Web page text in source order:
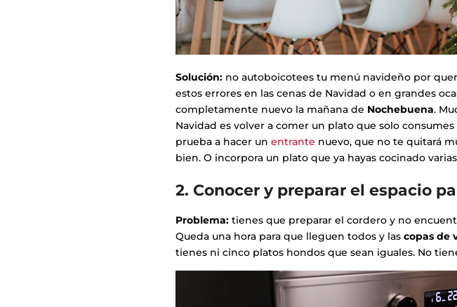
Solución: no autoboicotees tu menú navideño por
estos errores en las cenas de Navidad o en grandes
completamente nuevo la mañana de Nochebuena.
Navidad es volver a comer un plato que solo
prueba a hacer unentrante nuevo, que no te quitará
bien. O incorpora un plato que ya hayas cocinado
2. Conocer y preparar el espacio
Problema: tienes que preparar el cordero y no
Queda una hora para que lleguen todos y lascopas de
tienes ni cinco platos hondos que sean iguales. No